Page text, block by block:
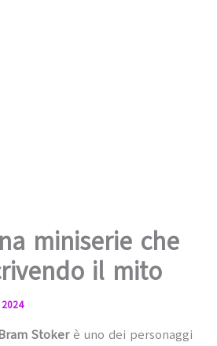
miniserie che
il mito
Stokerè uno dei personaggi